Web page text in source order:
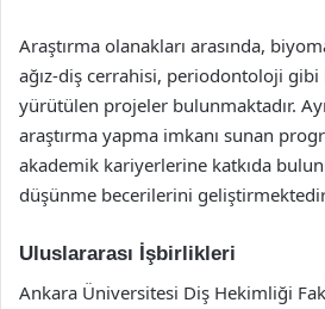
Araştırma olanakları arasında,
ağız-diş cerrahisi, periodontoloji
yürütülen projeler bulunmaktadır.
araştırma yapma imkanı sunan
akademik kariyerlerine katkıda
düşünme becerilerini
Uluslararası İşbirlikleri
Ankara Üniversitesi Diş Hekimliği